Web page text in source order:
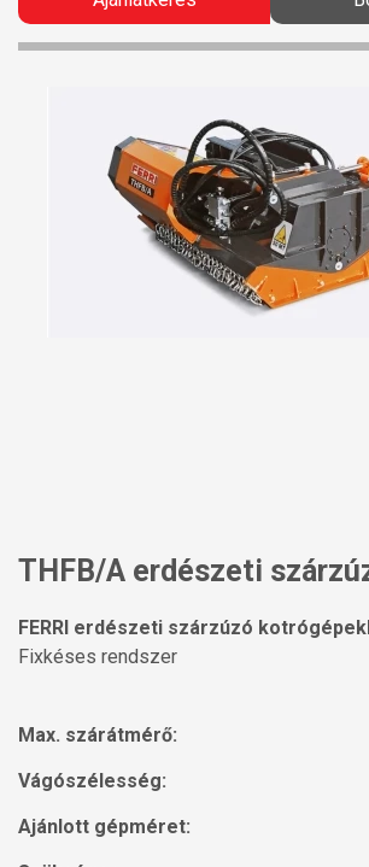
THFB/A erdészeti
FERRI erdészeti szárzúzó
Fixkéses rendszer
Max. szárátmérő:
Vágószélesség:
Ajánlott gépméret: